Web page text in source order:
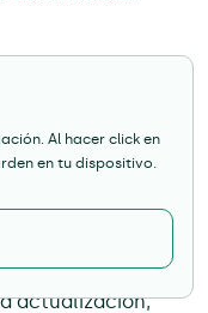
Al hacer click en
en tu dispositivo.
de
bajo las
para
fraudulento.
actualización,